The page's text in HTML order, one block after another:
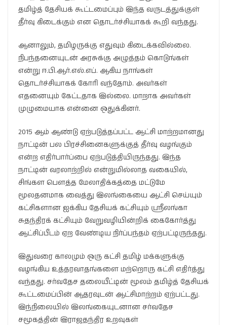
தமிழ்த் தேசியக் கூட்டமைப்பும் இந்த வருடத்துக்குள்
தீர்வு கிடைக்கும் என தொடர்ச்சியாகக் கூறி வந்தது.
ஆனாலும், தமிழருக்கு எதுவும் கிடைக்கவில்லை.
நிபந்தனையுடன் அரசுக்கு அழுத்தம் கொடுங்கள்
என்று ஈ.பி.ஆர்.எல்.எப். ஆகிய நாங்கள்
தொடர்ச்சியாகக் கோரி வந்தோம். அவர்கள்
எதனையும் கேட்டதாக இல்லை. மாறாக அவர்கள்
முழுமையாக என்னை ஒதுக்கினர்.
2015 ஆம் ஆண்டு ஏற்படுத்தப்பட்ட ஆட்சி மாற்றமானது
நாட்டின் பல பிரச்சினைகளுக்குத் தீர்வு வழங்கும்
என்ற எதிர்பார்ப்பை ஏற்படுத்தியிருந்தது. இந்த
நாட்டின் வரலாற்றில் என்றுமில்லாத வகையில்,
சிங்கள பௌத்த மேலாதிக்கத்தை மட்டுமே
மூலதனமாக வைத்து இலங்கையை ஆட்சி செய்யும்
கட்சிகளான ஐக்கிய தேசியக் கட்சியும் ஸ்ரீலங்கா
சுதந்திரக் கட்சியும் வேறுவழியின்றிக் கைகோர்த்து
ஆட்சிப்பீடம் ஏற வேண்டிய நிர்ப்பந்தம் ஏற்பட்டிருந்தது.
இதுவரை காலமும் ஒரு கட்சி தமிழ் மக்களுக்கு
வழங்கிய உத்தரவாதங்களை மற்றொரு கட்சி எதிர்த்து
வந்தது. சர்வதேச தலையீட்டின் மூலம் தமிழ்த் தேசியக்
கூட்டமைப்பின் ஆதரவுடன் ஆட்சிமாற்றம் ஏற்பட்டது.
இந்நிலையில் இலங்கையுடனான சர்வதேச
சமூகத்தின் இராஜதந்திர உறவுகள்